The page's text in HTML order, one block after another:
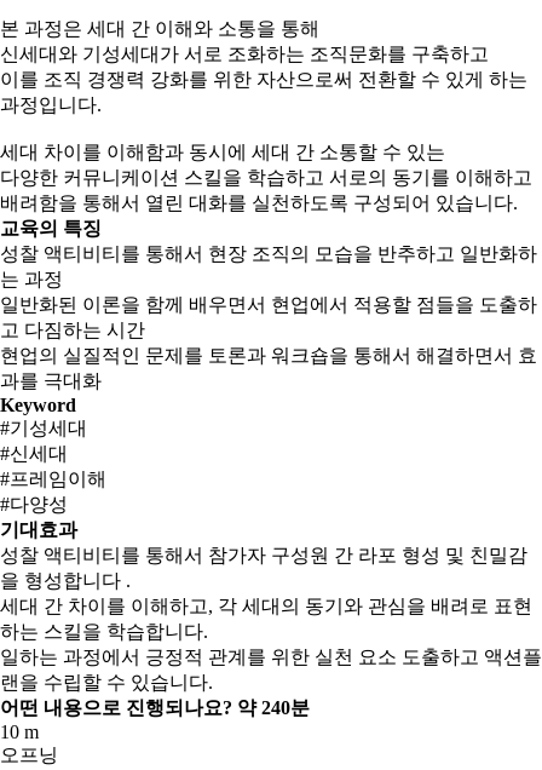
본 과정은 세대 간 이해와 소통을 통해
신세대와 기성세대가 서로 조화하는 조직문화를 구축하고
이를 조직 경쟁력 강화를 위한 자산으로써 전환할 수 있게 하는
과정입니다.
세대 차이를 이해함과 동시에 세대 간 소통할 수 있는
다양한 커뮤니케이션 스킬을 학습하고 서로의 동기를 이해하고
배려함을 통해서 열린 대화를 실천하도록 구성되어 있습니다.
교육의 특징
성찰 액티비티를 통해서 현장 조직의 모습을 반추하고 일반화하
는 과정
일반화된 이론을 함께 배우면서 현업에서 적용할 점들을 도출하
고 다짐하는 시간
현업의 실질적인 문제를 토론과 워크숍을 통해서 해결하면서 효
과를 극대화
Keyword
#기성세대
#신세대
#프레임이해
#다양성
기대효과
성찰 액티비티를 통해서 참가자 구성원 간 라포 형성 및 친밀감
을 형성합니다 .
세대 간 차이를 이해하고, 각 세대의 동기와 관심을 배려로 표현
하는 스킬을 학습합니다.
일하는 과정에서 긍정적 관계를 위한 실천 요소 도출하고 액션플
랜을 수립할 수 있습니다.
어떤 내용으로 진행되나요? 약 240분
10 m
오프닝